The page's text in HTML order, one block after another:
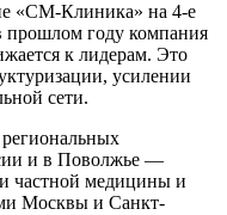
«СМ-Клиника» на 4-е
прошлом году компания
к лидерам. Это
усилении
сети.
и в Поволжье —
частной медицины и
Москвы и Санкт-